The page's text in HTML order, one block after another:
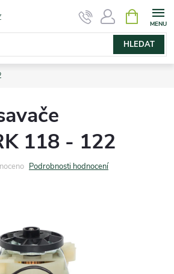
HLEDAT
NÁKUPNÍ
KOŠÍK
118 - 122
Podrobnosti hodnocení